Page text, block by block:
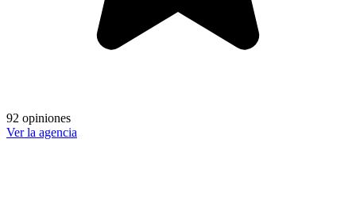
92 opiniones
Ver la agencia